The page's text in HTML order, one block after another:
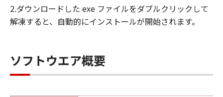
2.ダウンロードした exe ファイルをダブルクリックして
解凍すると、自動的にインストールが開始されます。
ソフトウエア概要